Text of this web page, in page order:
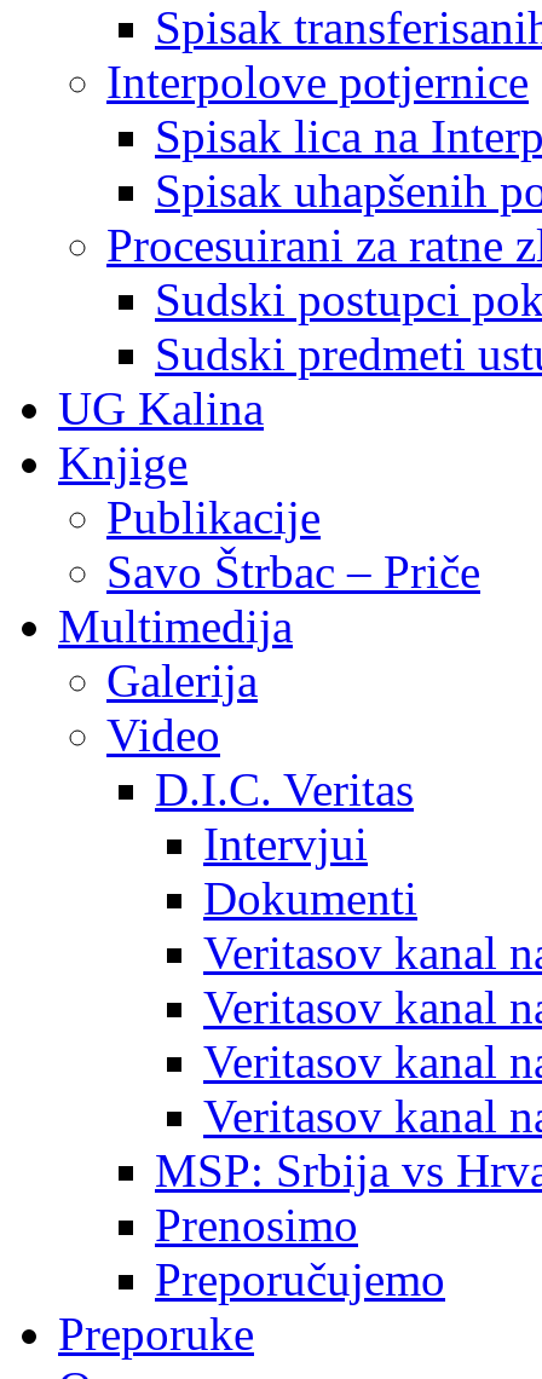
Spisak
Interpolove potjernice
Spisak lica na
Spisak uhapšenih
Procesuirani za ratne
Sudski postupci
Sudski predmeti
UG Kalina
Knjige
Publikacije
Savo Štrbac – Priče
Multimedija
Galerija
Video
D.I.C. Veritas
Intervjui
Dokumenti
Veritasov kanal
Veritasov kanal
Veritasov kanal
Veritasov kanal
MSP: Srbija vs
Prenosimo
Preporučujemo
Preporuke